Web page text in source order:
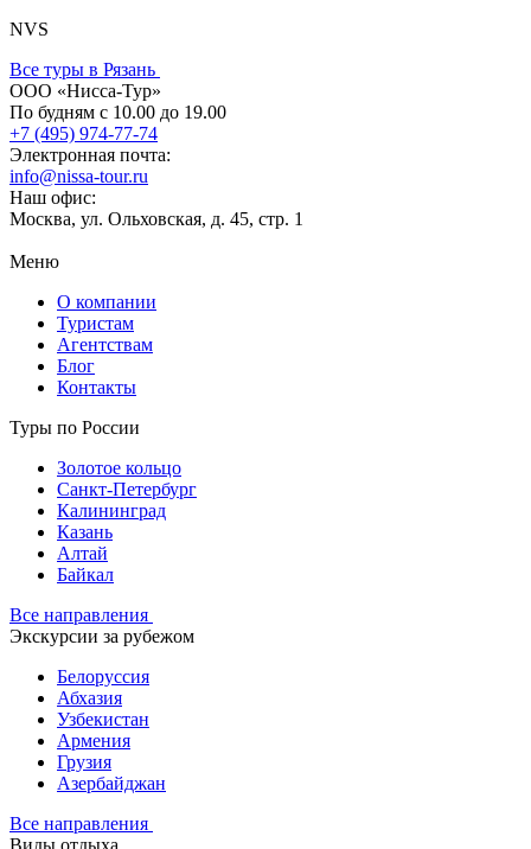
NVS
Все туры в Рязань
ООО «Нисса-Тур»
По будням с 10.00 до 19.00
+7 (495) 974-77-74
Электронная почта:
info@nissa-tour.ru
Наш офис:
Москва, ул. Ольховская, д. 45, стр. 1
Меню
О компании
Туристам
Агентствам
Блог
Контакты
Туры по России
Золотое кольцо
Санкт-Петербург
Калининград
Казань
Алтай
Байкал
Все направления
Экскурсии за рубежом
Белоруссия
Абхазия
Узбекистан
Армения
Грузия
Азербайджан
Все направления
Виды отдыха